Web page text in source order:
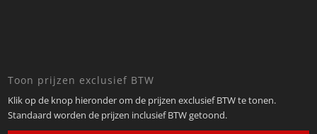
Toon prijzen exclusief BTW
Klik op de knop hieronder om de prijzen exclusief BTW te tonen.
Standaard worden de prijzen inclusief BTW getoond.